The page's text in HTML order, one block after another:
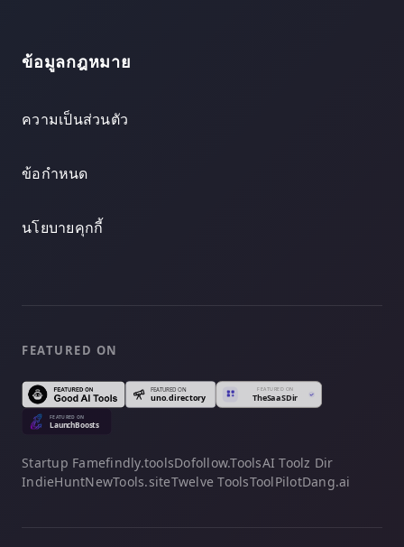
ข้อมูลกฎหมาย
ความเป็นส่วนตัว
ข้อกำหนด
นโยบายคุกกี้
FEATURED ON
Startup Famefindly.toolsDofollow.ToolsAI Toolz Dir
IndieHuntNewTools.siteTwelve ToolsToolPilotDang.ai